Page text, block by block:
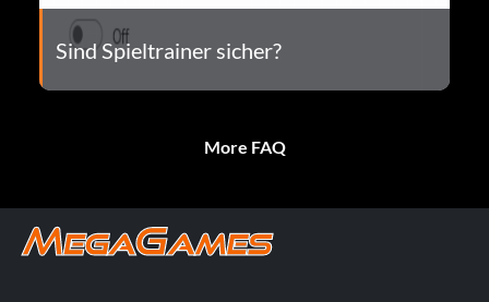
Sind Spieltrainer sicher?
More FAQ